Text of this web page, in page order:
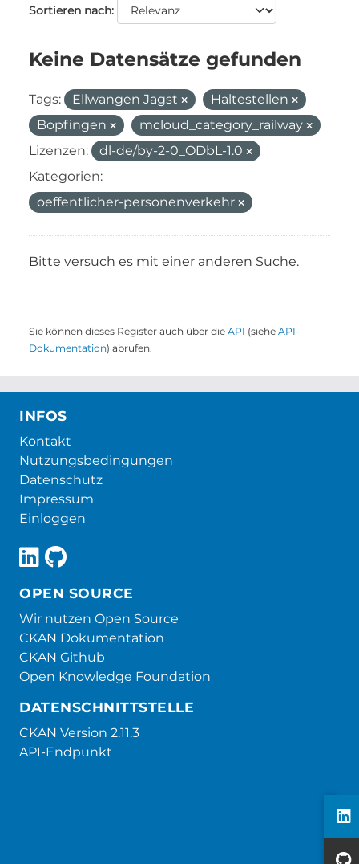
Sortieren nach
Keine Datensätze gefunden
Tags: Ellwangen Jagst
Haltestellen
Bopfingen
mcloud_category_railway
Lizenzen:
dl-de/by-2-0_ODbL-1.0
Kategorien:
oeffentlicher-personenverkehr
Bitte versuch es mit einer anderen Suche.
Sie können dieses Register auch über die API (siehe API-
Dokumentation) abrufen.
INFOS
Kontakt
Nutzungsbedingungen
Datenschutz
Impressum
Einloggen
OPEN SOURCE
Wir nutzen Open Source
CKAN Dokumentation
CKAN Github
Open Knowledge Foundation
DATENSCHNITTSTELLE
CKAN Version 2.11.3
API-Endpunkt